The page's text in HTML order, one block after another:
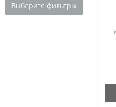
Выберите фильтры